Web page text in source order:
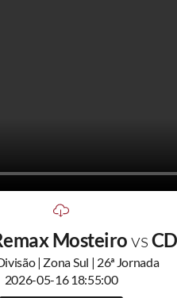
Mosteirovs
| Zona Sul | 26ª Jornada
2026-05-16 18:55:00